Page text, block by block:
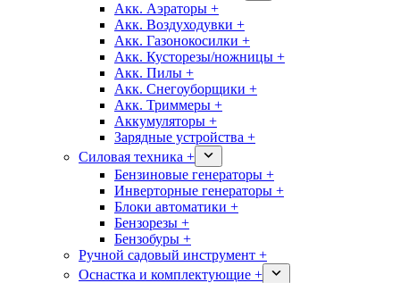
Акк. Аэраторы +
Акк. Воздуходувки +
Акк. Газонокосилки +
Акк. Кусторезы/ножницы +
Акк. Пилы +
Акк. Снегоуборщики +
Акк. Триммеры +
Аккумуляторы +
Зарядные устройства +
Силовая техника +
Бензиновые генераторы +
Инверторные генераторы +
Блоки автоматики +
Бензорезы +
Бензобуры +
Ручной садовый инструмент +
Оснастка и комплектующие +